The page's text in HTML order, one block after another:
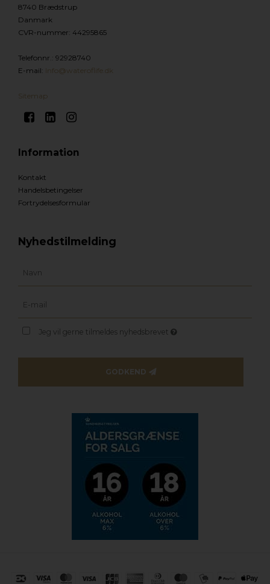
8740 Brædstrup
Danmark
CVR-nummer: 44295865
Telefonnr.: 92928740
E-mail: Info@wateroflife.dk
Sitemap
Information
Kontakt
Handelsbetingelser
Fortrydelsesformular
Nyhedstilmelding
Jeg vil gerne tilmeldes nyhedsbrevet
GODKEND